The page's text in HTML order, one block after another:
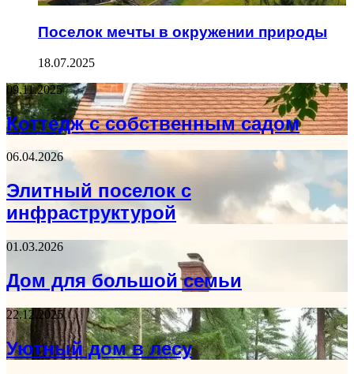
Поселок мечты в окружении природы
18.07.2025
09.11.2025
Коттедж с собственным садом
06.04.2026
Элитный поселок с
инфраструктурой
01.03.2026
Дом для большой семьи
22.12.2025
Уютный дом в лесу